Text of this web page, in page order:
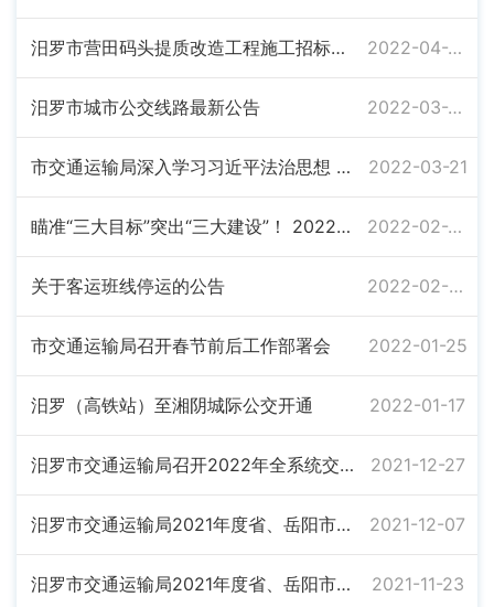
汨罗市营田码头提质改造工程施工招标公告 2022-04-22
汨罗市城市公交线路最新公告 2022-03-28
市交通运输局深入学习习近平法治思想 加快推进法治机关建设 2022-03-21
瞄准“三大目标”突出“三大建设”！ 2022全市交通运输工作重点来了 2022-02-25
关于客运班线停运的公告 2022-02-08
市交通运输局召开春节前后工作部署会 2022-01-25
汨罗（高铁站）至湘阴城际公交开通 2022-01-17
汨罗市交通运输局召开2022年全系统交通运输工作务虚会 2021-12-27
汨罗市交通运输局2021年度省、岳阳市重点民生实事项目完成情况的公示 2021-12-07
汨罗市交通运输局2021年度省、岳阳市重点民生实事项目完成情况的公示 2021-11-23